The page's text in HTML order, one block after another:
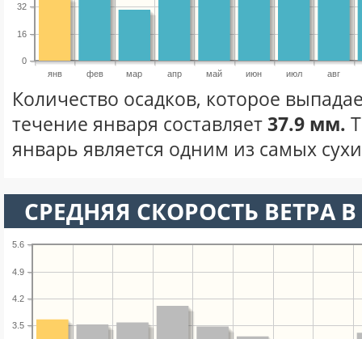
янв фев мар апр май июн июл авг
0
16
32
Количество осадков, которое
течение января составляет37.9 мм.
январь является одним из самых
СРЕДНЯЯ СКОРОСТЬ ВЕТРА
3.5
4.2
4.9
5.6